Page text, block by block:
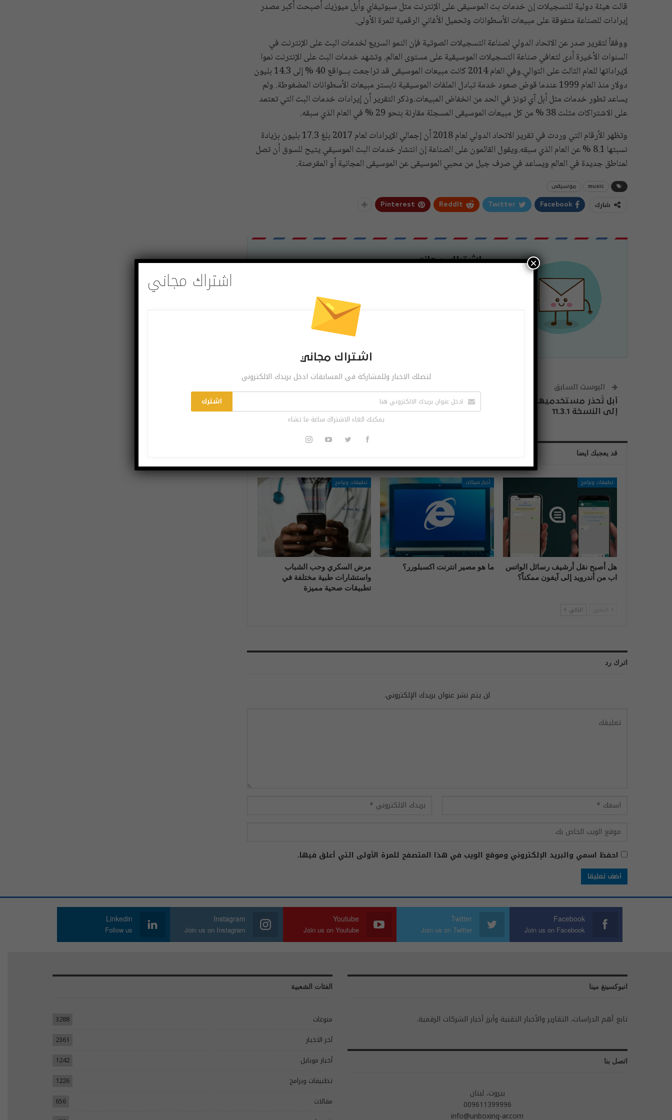
قالت هيئة دولية للتسجيلات إن خدمات بث الموسيقى على الإنترنت مثل سبوتيفاي وأبل ميوزيك أصبحت أكبر مصدر
إيرادات للصناعة متفوقة على مبيعات الأسطوانات وتحميل الأغاني الرقمية للمرة الأولى.
ووفقاً لتقرير صدر عن الاتحاد الدولي لصناعة التسجيلات الصوتية فإن النمو السريع لخدمات البث على الإنترنت في
السنوات الأخيرة أدى لتعافي صناعة التسجيلات الموسيقية على مستوى العالم. وتشهد خدمات البث على الإنترنت نموا
لإيراداتها للعام الثالث على التوالي.وفي العام 2014 كانت مبيعات الموسيقى قد تراجعت بـــواقع 40 % إلى 14.3 بليون
دولار منذ العام 1999 عندما قوض صعود خدمة تبادل الملفات الموسيقية نابستر مبيعات الأسطوانات المضغوطة. ولم
يساعد تطور خدمات مثل أبل آي تونز في الحد من انخفاض المبيعات.وذكر التقرير أن إيرادات خدمات البث التي تعتمد
على الاشتراكات مثلت 38 % من كل مبيعات الموسيقى المسجلة مقارنة بنحو 29 % في العام الذي سبقه.
وتظهر الأرقام التي وردت في تقرير الاتحاد الدولي لعام 2018 أن إجمالي الإيرادات لعام 2017 بلغ 17.3 بليون بزيادة
نسبتها 8.1 % عن العام الذي سبقه.ويقول القائمون على الصناعة إن انتشار خدمات البث الموسيقي يتيح للسوق أن تصل
لمناطق جديدة في العالم ويساعد في صرف جيل من محبي الموسيقى عن الموسيقى المجانية أو المقرصنة.
music موسيقى
شارك Facebook
Twitter
ReddIt
Pinterest
اشتراك مجاني
البوست السابق
أبل تُحذر مستخدميها بعد تحديث أجهزتهم
إلى النسخة 11.3.1
العاب و تطبيقات مجانية لفترة محدودة
للايفون والايباد ليوم السبت 28-4-2018
قد يعجبك ايضا
تطبيقات وبرامج
هل أصبح نقل أرشيف رسائل الواتس
اب من أندرويد إلى آيفون ممكناً؟
أخبار شبكات
ما هو مصير انترنت اكسبلورر؟
تطبيقات وبرامج
مرض السكري وحب الشباب
واستشارات طبية مختلفة في
تطبيقات صحية مميزة
التالي
اترك رد
لن يتم نشر عنوان بريدك الإلكتروني.
احفظ اسمي والبريد الإلكتروني وموقع الويب في هذا المتصفح للمرة الأولى التي أعلق فيها.
Facebook
Join us on Facebook
Twitter
Join us on Twitter
Youtube
Join us on Youtube
Instagram
Join us on Instagram
Linkedin
Follow us
انبوكسينغ مينا
تابع أهم الدراسات، التقارير والأخبار التقنية وأبرز أخبار الشركات الرقمية.
اتصل بنا
بيروت، لبنان
009611399996
info@unboxing-ar.com
الفئات الشعبية
منوعات
3288
آخر الاخبار
2361
أخبار موبايل
1242
تطبيقات وبرامج
1226
مقالات
656
اشتراك مجاني
اشتراك مجاني
لتصلك الاخبار وللمشاركة في المسابقات ادخل بريدك الالكتروني
اشترك
يمكنك الغاء الاشتراك ساعة ما تشاء
×